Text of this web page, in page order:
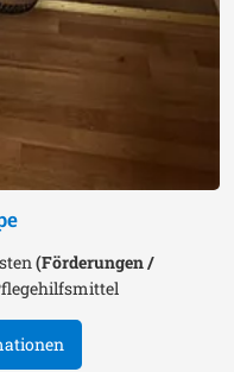
(Förderungen /